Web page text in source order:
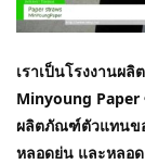
เราเป็นโรงงานผ
Minyoung
ผลิตภัณฑ์ตัวแทนข
หลอดย่น และหลอ